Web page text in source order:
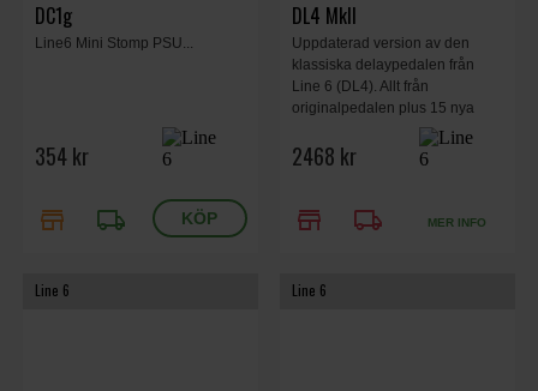
DC1g
Line6 Mini Stomp PSU...
354 kr
store local_shipping
DL4 MkII
Uppdaterad version av den
klassiska delaypedalen från
Line 6 (DL4). Allt från
originalpedalen plus 15 nya
delayeffekter, looper med upp till
240 sek inspelningstid, XLR
2468 kr
store local_shipping MER INFO
Line 6 Line 6